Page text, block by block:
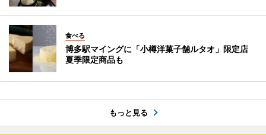
食べる
博多駅マイングに「小樽洋菓子舗ルタオ」限定店
夏季限定商品も
もっと見る